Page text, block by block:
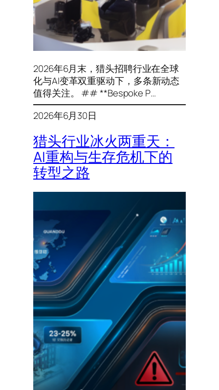
2026年6月末，猎头招聘行业在全球
化与AI变革双重驱动下，多条新动态
值得关注。 ## **Bespoke P…
2026年6月30日
猎头行业冰火两重天：
AI重构与生存危机下的
转型之路